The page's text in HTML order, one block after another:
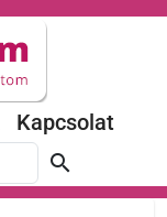
Kapcsolat
search